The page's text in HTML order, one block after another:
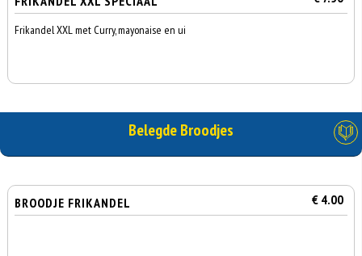
Frikandel XXL met Curry, mayonaise en ui
Belegde Broodjes
BROODJE FRIKANDEL € 4.00